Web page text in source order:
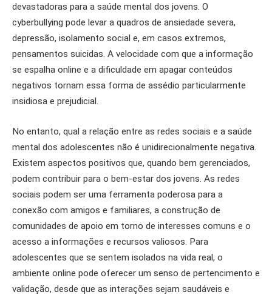
devastadoras para a saúde mental dos jovens. O
cyberbullying pode levar a quadros de ansiedade severa,
depressão, isolamento social e, em casos extremos,
pensamentos suicidas. A velocidade com que a informação
se espalha online e a dificuldade em apagar conteúdos
negativos tornam essa forma de assédio particularmente
insidiosa e prejudicial.
No entanto, qual a relação entre as redes sociais e a saúde
mental dos adolescentes não é unidirecionalmente negativa.
Existem aspectos positivos que, quando bem gerenciados,
podem contribuir para o bem-estar dos jovens. As redes
sociais podem ser uma ferramenta poderosa para a
conexão com amigos e familiares, a construção de
comunidades de apoio em torno de interesses comuns e o
acesso a informações e recursos valiosos. Para
adolescentes que se sentem isolados na vida real, o
ambiente online pode oferecer um senso de pertencimento e
validação, desde que as interações sejam saudáveis e